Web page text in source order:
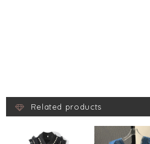
Related products